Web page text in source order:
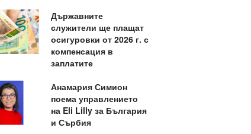
Държавните
служители ще плащат
осигуровки от 2026 г. с
компенсация в
заплатите
Анамария Симион
поема управлението
на Eli Lilly за България
и Сърбия